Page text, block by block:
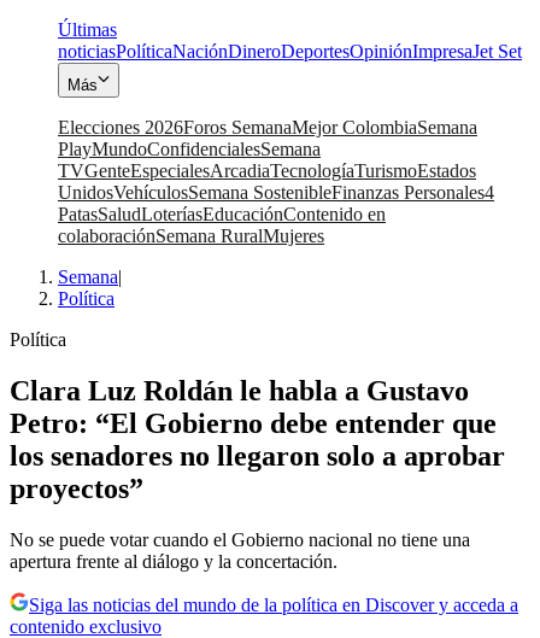
Últimas
noticiasPolíticaNaciónDineroDeportesOpiniónImpresaJet Set
Más
Elecciones 2026Foros SemanaMejor ColombiaSemana
PlayMundoConfidencialesSemana
TVGenteEspecialesArcadiaTecnologíaTurismoEstados
UnidosVehículosSemana SostenibleFinanzas Personales4
PatasSaludLoteríasEducaciónContenido en
colaboraciónSemana RuralMujeres
Semana|
Política
Política
Clara Luz Roldán le habla a Gustavo
Petro: “El Gobierno debe entender que
los senadores no llegaron solo a aprobar
proyectos”
No se puede votar cuando el Gobierno nacional no tiene una
apertura frente al diálogo y la concertación.
Siga las noticias del mundo de la política en Discover y acceda a
contenido exclusivo